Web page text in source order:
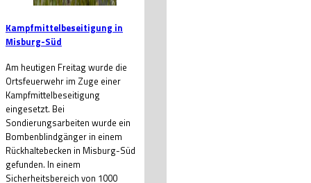
Kampfmittelbeseitigung in
Misburg-Süd
Am heutigen Freitag wurde die
Ortsfeuerwehr im Zuge einer
Kampfmittelbeseitigung
eingesetzt. Bei
Sondierungsarbeiten wurde ein
Bombenblindgänger in einem
Rückhaltebecken in Misburg-Süd
gefunden. In einem
Sicherheitsbereich von 1000